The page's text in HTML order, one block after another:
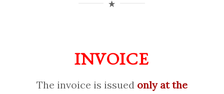
INVOICE
The invoice is issued only at the